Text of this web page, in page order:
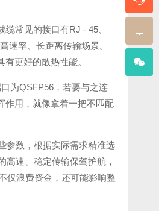
常见的接口有RJ - 45、
速率、长距离传输场景。
更好的散热性能。
为QSFP56，若要与之连
作用，就像拿着一把不匹配
参数，根据实际需求精准选
速、稳定传输保驾护航，
仅浪费资金，还可能影响整